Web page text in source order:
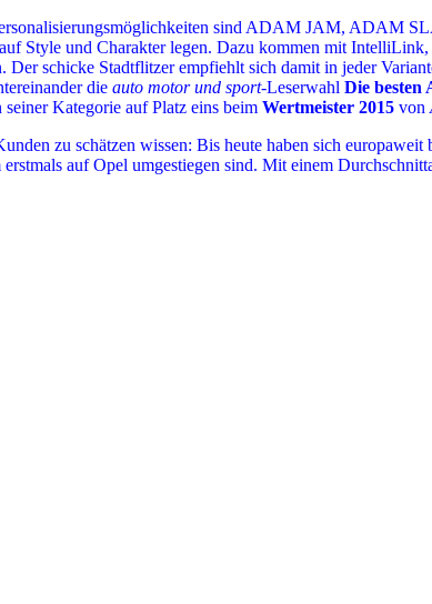
sind ADAM JAM,
Style und Charakter legen. Dazu kommen mit
Der schicke Stadtflitzer empfiehlt sich damit in jeder
die auto motor und sport-Leserwahl Die besten
Kategorie auf Platz eins beim Wertmeister 2015 von
zu schätzen wissen: Bis heute haben sich
erstmals auf Opel umgestiegen sind. Mit einem